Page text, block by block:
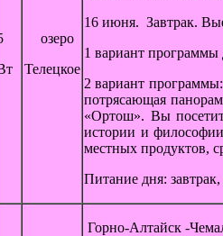
озеро
Телецкое
16 июня. Завтрак.
1 вариант программы
2 вариант
потрясающая
«Ортош». Вы
истории и
местных продуктов,
Питание дня:
Горно-Алтайск -